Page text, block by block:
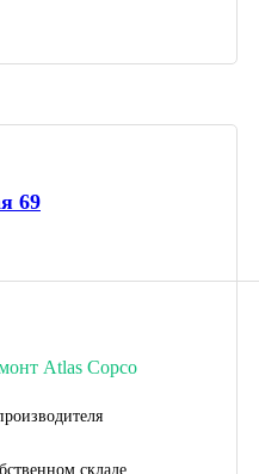
69
Atlas Copco
складе